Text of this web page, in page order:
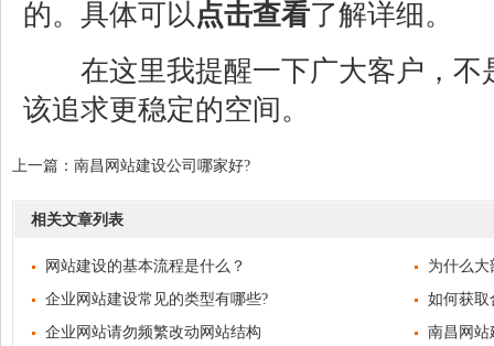
的。具体可以点击查看了解详细。
在这里我提醒一下广大客户，不
该追求更稳定的空间。
上一篇： 南昌网站建设公司哪家好?
相关文章列表
网站建设的基本流程是什么？
为什么
企业网站建设常见的类型有哪些?
如何获取
哪里？
企业网站请勿频繁改动网站结构
南昌网站